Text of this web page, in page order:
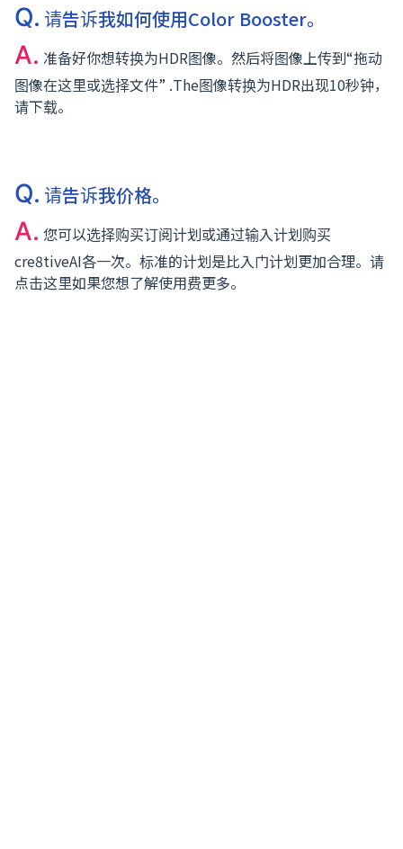
Q. 请告诉我如何使用Color Booster。
A. 准备好你想转换为HDR图像。然后将图像上传到“拖动
图像在这里或选择文件” .The图像转换为HDR出现10秒钟，
请下载。
Q. 请告诉我价格。
A. 您可以选择购买订阅计划或通过输入计划购买
cre8tiveAI各一次。标准的计划是比入门计划更加合理。请
点击这里如果您想了解使用费更多。